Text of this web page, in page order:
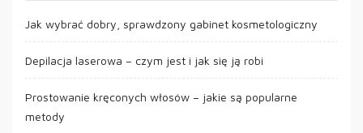
Jak wybrać dobry, sprawdzony gabinet kosmetologiczny
Depilacja laserowa – czym jest i jak się ją robi
Prostowanie kręconych włosów – jakie są popularne
metody